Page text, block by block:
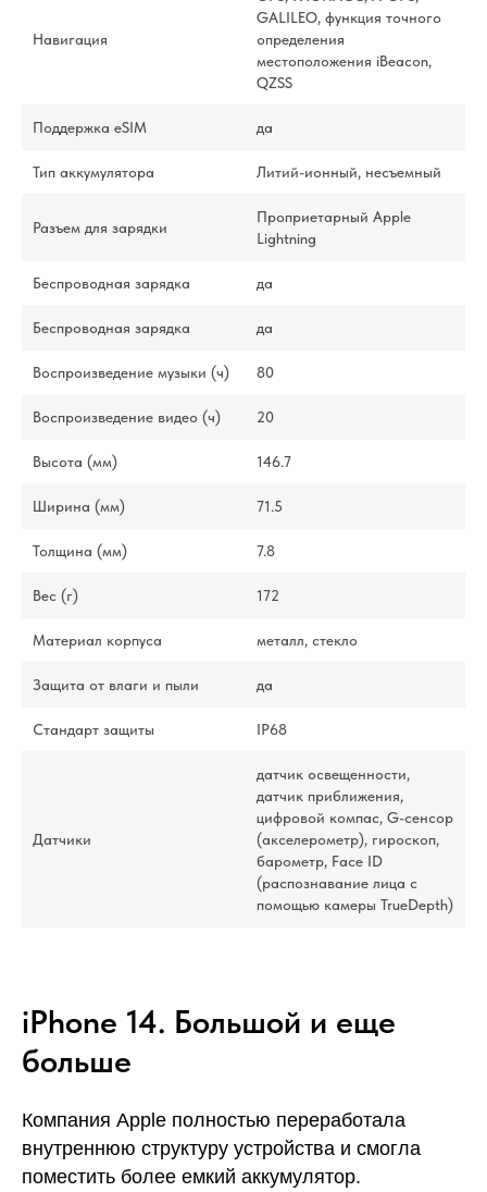
Навигация
GALILEO, функция точного
определения
местоположения iBeacon,
QZSS
Поддержка eSIM да
Тип аккумулятора Литий-ионный, несъемный
Разъем для зарядки
Проприетарный Apple
Lightning
Беспроводная зарядка да
Беспроводная зарядка да
Воспроизведение музыки (ч) 80
Воспроизведение видео (ч) 20
Высота (мм) 146.7
Ширина (мм) 71.5
Толщина (мм) 7.8
Вес (г) 172
Материал корпуса металл, стекло
Защита от влаги и пыли да
Стандарт защиты IP68
Датчики
датчик освещенности,
датчик приближения,
цифровой компас, G-сенсор
(акселерометр), гироскоп,
барометр, Face ID
(распознавание лица с
помощью камеры TrueDepth)
iPhone 14. Большой и еще
больше
Компания Apple полностью переработала
внутреннюю структуру устройства и смогла
поместить более емкий аккумулятор.